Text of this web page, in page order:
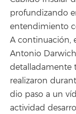
profundizando
entendimiento
A continuación,
Antonio
detalladamente
realizaron
dio paso a un
actividad